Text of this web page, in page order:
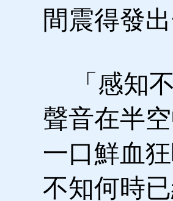
間震得發
「感知不
聲音在半
一口鮮血
不知何時